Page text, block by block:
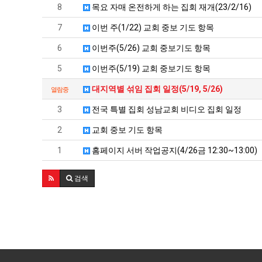
8 목요 자매 온전하게 하는 집회 재개(23/2/16)
7 이번 주(1/22) 교회 중보 기도 항목
6 이번주(5/26) 교회 중보기도 항목
5 이번주(5/19) 교회 중보기도 항목
열람중 대지역별 섞임 집회 일정(5/19, 5/26)
3 전국 특별 집회 성남교회 비디오 집회 일정
2 교회 중보 기도 항목
1 홈페이지 서버 작업공지(4/26금 12:30~13:00)
검색